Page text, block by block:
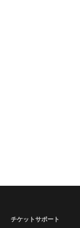
チケットサポート